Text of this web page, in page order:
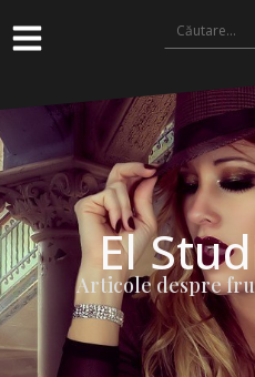
El
Articole despre